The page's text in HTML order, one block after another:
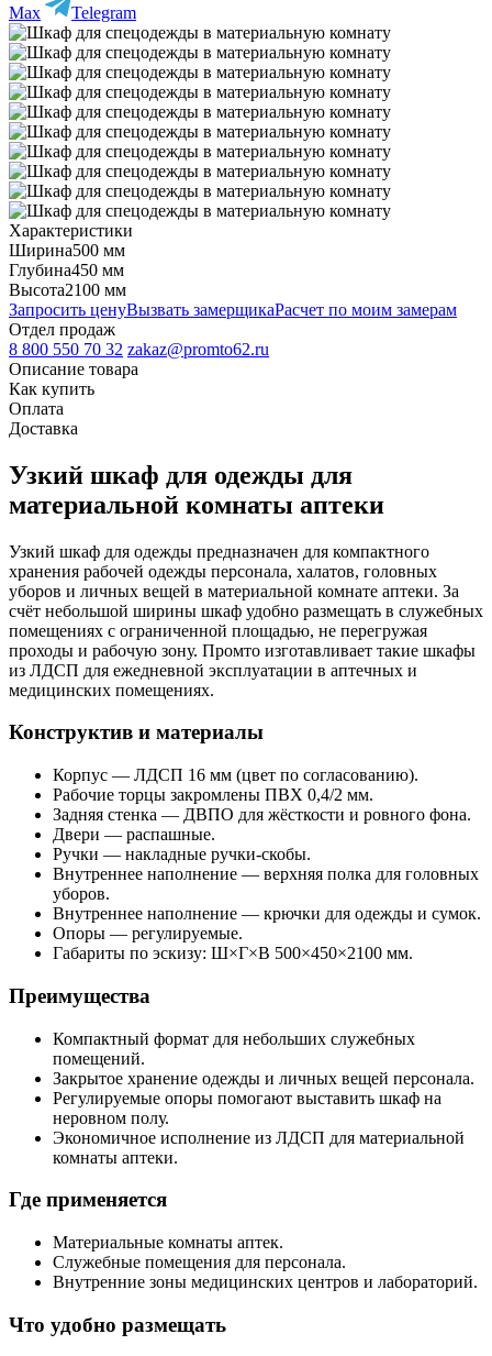
Max Telegram
Характеристики
Ширина500 мм
Глубина450 мм
Высота2100 мм
Запросить ценуВызвать замерщикаРасчет по моим замерам
Отдел продаж
8 800 550 70 32 zakaz@promto62.ru
Описание товара
Как купить
Оплата
Доставка
Узкий шкаф для одежды для
материальной комнаты аптеки
Узкий шкаф для одежды предназначен для компактного
хранения рабочей одежды персонала, халатов, головных
уборов и личных вещей в материальной комнате аптеки. За
счёт небольшой ширины шкаф удобно размещать в служебных
помещениях с ограниченной площадью, не перегружая
проходы и рабочую зону. Промто изготавливает такие шкафы
из ЛДСП для ежедневной эксплуатации в аптечных и
медицинских помещениях.
Конструктив и материалы
Корпус — ЛДСП 16 мм (цвет по согласованию).
Рабочие торцы закромлены ПВХ 0,4/2 мм.
Задняя стенка — ДВПО для жёсткости и ровного фона.
Двери — распашные.
Ручки — накладные ручки-скобы.
Внутреннее наполнение — верхняя полка для головных
уборов.
Внутреннее наполнение — крючки для одежды и сумок.
Опоры — регулируемые.
Габариты по эскизу: Ш×Г×В 500×450×2100 мм.
Преимущества
Компактный формат для небольших служебных
помещений.
Закрытое хранение одежды и личных вещей персонала.
Регулируемые опоры помогают выставить шкаф на
неровном полу.
Экономичное исполнение из ЛДСП для материальной
комнаты аптеки.
Где применяется
Материальные комнаты аптек.
Служебные помещения для персонала.
Внутренние зоны медицинских центров и лабораторий.
Что удобно размещать